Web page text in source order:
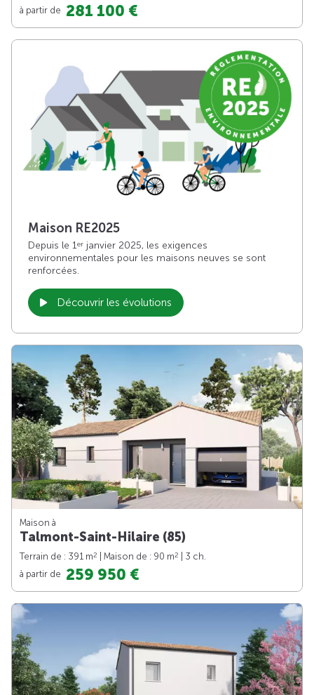
à partir de 281 100 €
Maison RE2025
Depuis le 1er janvier 2025, les exigences
environnementales pour les maisons neuves se sont
renforcées.
Découvrir les évolutions
Maison à
Talmont-Saint-Hilaire (85)
Terrain de : 391 m2 | Maison de : 90 m2
| 3 ch.
à partir de 259 950 €